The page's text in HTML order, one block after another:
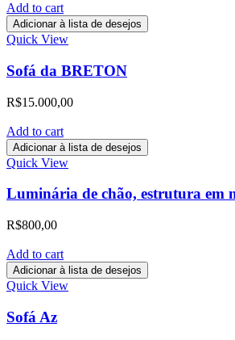
Add to cart
Adicionar à lista de desejos
Quick View
Sofá da BRETON
R$15.000,00
Add to cart
Adicionar à lista de desejos
Quick View
Luminária de chão, estrutura em
R$800,00
Add to cart
Adicionar à lista de desejos
Quick View
Sofá Az